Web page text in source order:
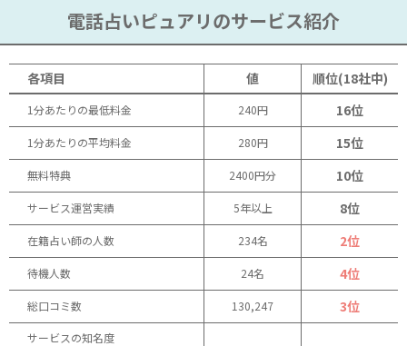
電話占いピュアリのサービス紹介
各項目 値 順位(18社中)
1分あたりの最低料金 240円 16位
1分あたりの平均料金 280円 15位
無料特典 2400円分 10位
サービス運営実績 5年以上 8位
在籍占い師の人数 234名 2位
待機人数 24名 4位
総口コミ数 130,247 3位
サービスの知名度